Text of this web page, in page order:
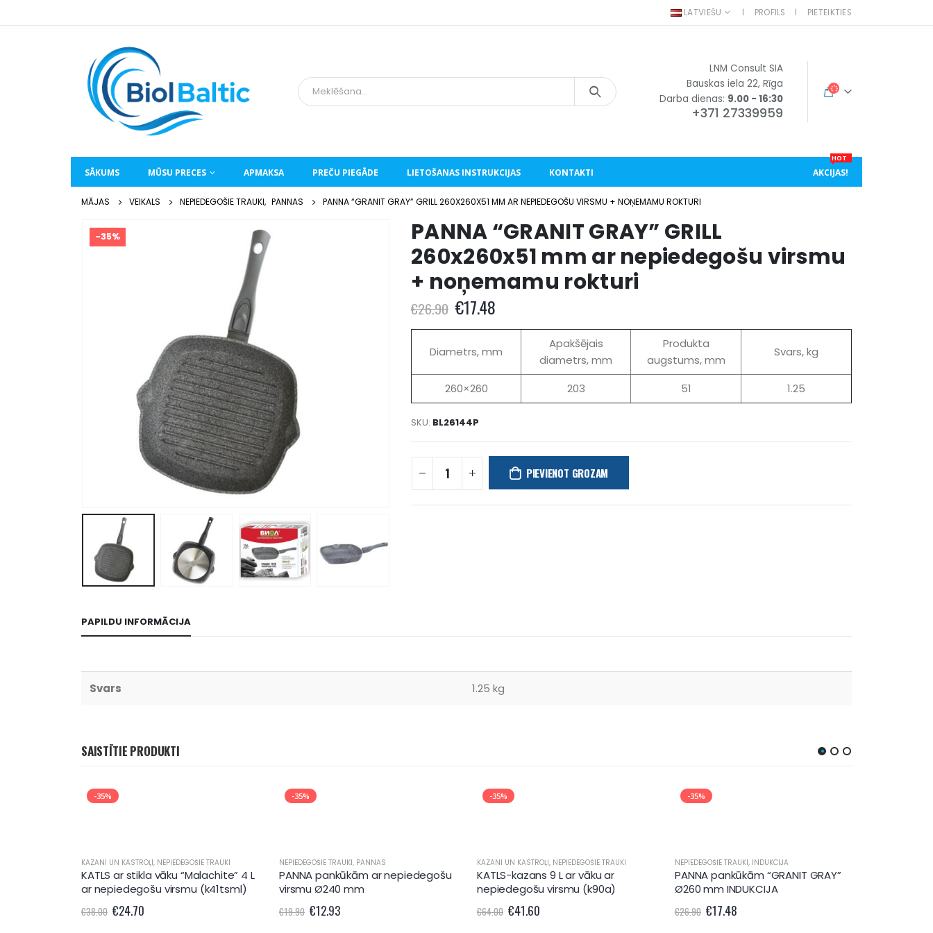
LATVIEŠU PROFILS PIETEIKTIES
LNM Consult SIA
Bauskas iela 22, Rīga
Darba dienas: 9.00 - 16:30
+371 27339959
SĀKUMS MŪSU PRECES APMAKSA PREČU PIEGĀDE LIETOŠANAS INSTRUKCIJAS KONTAKTI AKCIJAS!
HOT
MĀJAS VEIKALS NEPIEDEGOŠIE TRAUKI, PANNAS PANNA “GRANIT GRAY” GRILL 260X260X51 MM AR NEPIEDEGOŠU VIRSMU + NOŅEMAMU ROKTURI
-35%
PANNA “GRANIT GRAY” GRILL
260x260x51 mm ar nepiedegošu virsmu
+ noņemamu rokturi
€26.90 €17.48
Diametrs, mm
Apakšējais
diametrs, mm
Produkta
augstums, mm
Svars, kg
260×260 203 51 1.25
SKU: BL26144P
PIEVIENOT GROZAM
PAPILDU INFORMĀCIJA
Svars 1.25 kg
SAISTĪTIE PRODUKTI
-35%
KAZANI UN KASTROĻI, NEPIEDEGOŠIE TRAUKI
KATLS ar stikla vāku “Malachite” 4 L
ar nepiedegošu virsmu (k41tsml)
€38.00 €24.70
-35%
NEPIEDEGOŠIE TRAUKI, PANNAS
PANNA pankūkām ar nepiedegošu
virsmu Ø240 mm
€19.90 €12.93
-35%
KAZANI UN KASTROĻI, NEPIEDEGOŠIE TRAUKI
KATLS-kazans 9 L ar vāku ar
nepiedegošu virsmu (k90a)
€64.00 €41.60
-35%
NEPIEDEGOŠIE TRAUKI, INDUKCIJA
PANNA pankūkām “GRANIT GRAY”
Ø260 mm INDUKCIJA
€26.90 €17.48